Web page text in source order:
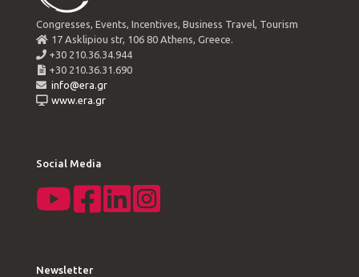
Congresses, Events, Incentives, Business Travel, Tourism
17 Asklipiou str, 106 80 Athens, Greece.
+30 210.36.34.944
+30 210.36.31.690
info@era.gr
www.era.gr
Social Media
Newsletter